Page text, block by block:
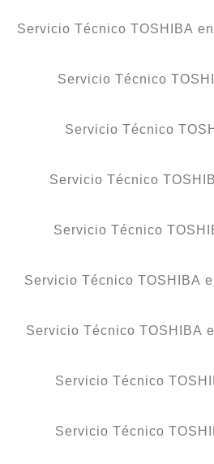
Servicio Técnico TOSHIBA
Servicio Técnico
Servicio Técnico
Servicio Técnico
Servicio Técnico
Servicio Técnico TOSHIBA
Servicio Técnico TOSHIBA
Servicio Técnico
Servicio Técnico